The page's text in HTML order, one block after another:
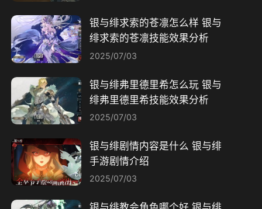
银与绯求索的苍凛怎么样 银与
绯求索的苍凛技能效果分析
2025/07/03
银与绯弗里德里希怎么玩 银与
绯弗里德里希技能效果分析
2025/07/03
银与绯剧情内容是什么 银与绯
手游剧情介绍
2025/07/03